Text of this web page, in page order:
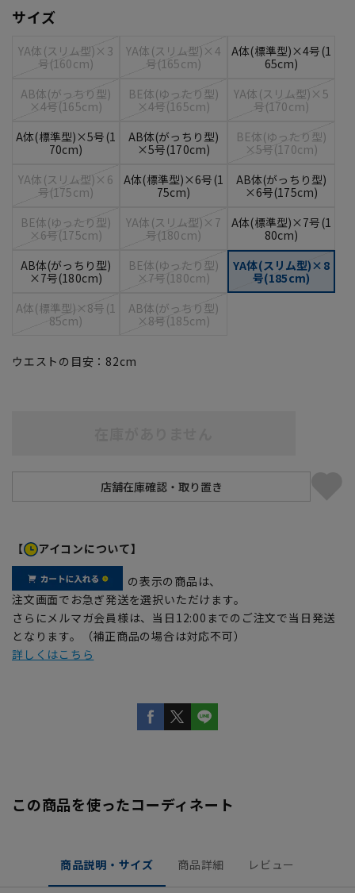
サイズ
YA体(スリム型)×3
号(160cm)
YA体(スリム型)×4
号(165cm)
A体(標準型)×4号(1
65cm)
AB体(がっちり型)
×4号(165cm)
BE体(ゆったり型)
×4号(165cm)
YA体(スリム型)×5
号(170cm)
A体(標準型)×5号(1
70cm)
AB体(がっちり型)
×5号(170cm)
BE体(ゆったり型)
×5号(170cm)
YA体(スリム型)×6
号(175cm)
A体(標準型)×6号(1
75cm)
AB体(がっちり型)
×6号(175cm)
BE体(ゆったり型)
×6号(175cm)
YA体(スリム型)×7
号(180cm)
A体(標準型)×7号(1
80cm)
AB体(がっちり型)
×7号(180cm)
BE体(ゆったり型)
×7号(180cm)
YA体(スリム型)×8
号(185cm)
A体(標準型)×8号(1
85cm)
AB体(がっちり型)
×8号(185cm)
ウエストの目安： 82cm
【 アイコンについて】
の表示の商品は、
注文画面でお急ぎ発送を選択いただけます。
さらにメルマガ会員様は、当日12:00までのご注文で当日発送
となります。（補正商品の場合は対応不可）
詳しくはこちら
この商品を使ったコーディネート
商品説明・サイズ 商品詳細 レビュー